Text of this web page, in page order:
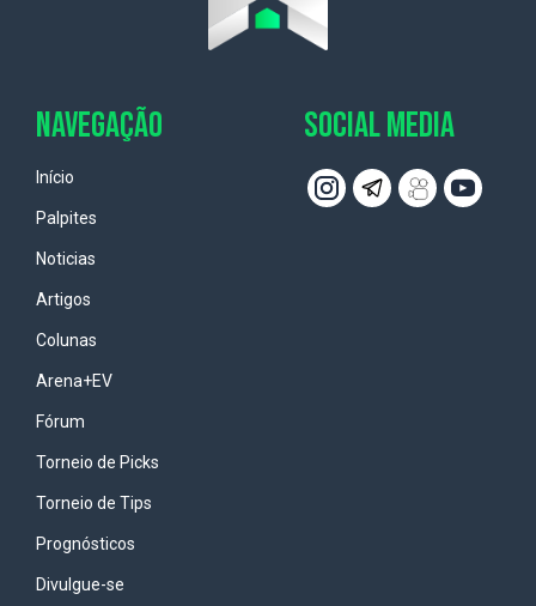
NAVEGAÇÃO
Início
Palpites
Noticias
Artigos
Colunas
Arena+EV
Fórum
Torneio de Picks
Torneio de Tips
Prognósticos
Divulgue-se
SOCIAL MEDIA